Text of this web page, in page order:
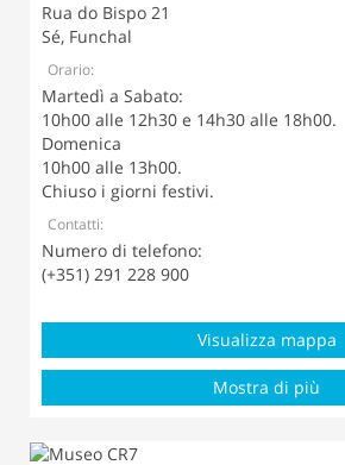
Rua do Bispo 21
Sé, Funchal
Orario:
Martedì a Sabato:
10h00 alle 12h30 e 14h30 alle 18h00.
Domenica
10h00 alle 13h00.
Chiuso i giorni festivi.
Contatti:
Numero di telefono:
(+351) 291 228 900
Visualizza mappa
Mostra di più